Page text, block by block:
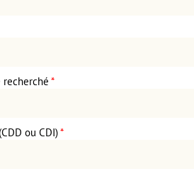
*
ou CDI)*